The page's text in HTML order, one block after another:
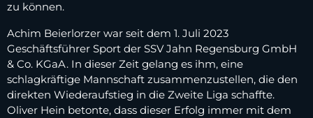
zu können.
Achim Beierlorzer war seit dem 1. Juli 2023
Geschäftsführer Sport der SSV Jahn Regensburg GmbH
& Co. KGaA. In dieser Zeit gelang es ihm, eine
schlagkräftige Mannschaft zusammenzustellen, die den
direkten Wiederaufstieg in die Zweite Liga schaffte.
Oliver Hein betonte, dass dieser Erfolg immer mit dem